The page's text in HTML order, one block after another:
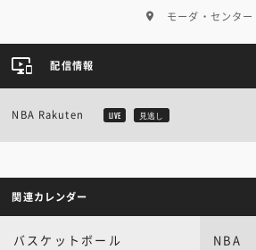
モーダ・センター
配信情報
NBA Rakuten LIVE 見逃し
関連カレンダー
バスケットボール NBA